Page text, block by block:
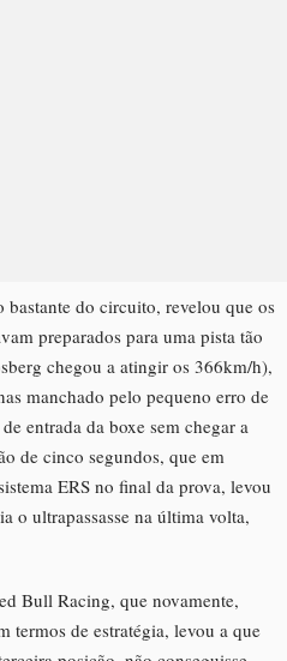
bastante do circuito, revelou que os
preparados para uma pista tão
chegou a atingir os 366km/h),
manchado pelo pequeno erro de
entrada da boxe sem chegar a
de cinco segundos, que em
ERS no final da prova, levou
o ultrapassasse na última volta,
Bull Racing, que novamente,
termos de estratégia, levou a que